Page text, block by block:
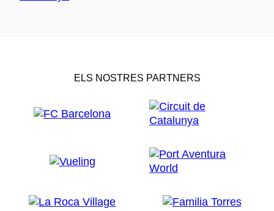
ELS NOSTRES PARTNERS